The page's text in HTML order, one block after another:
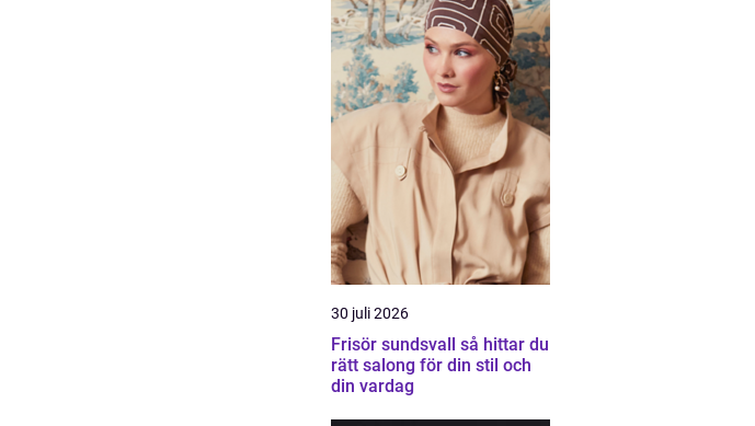
30 juli 2026
Frisör sundsvall så hittar du
rätt salong för din stil och
din vardag